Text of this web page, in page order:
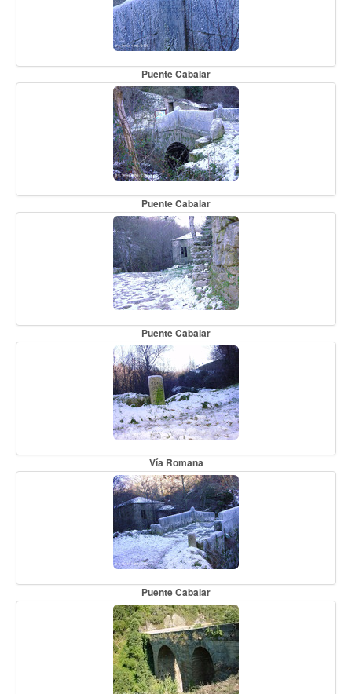
Puente Cabalar
Puente Cabalar
Puente Cabalar
Vía Romana
Puente Cabalar